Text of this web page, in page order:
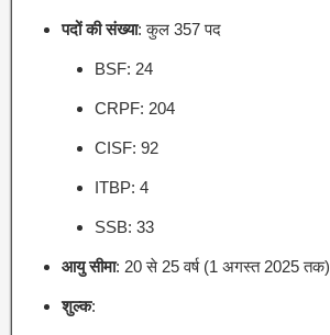
पदों की संख्या:कुल 357 पद
BSF: 24
CRPF: 204
CISF: 92
ITBP: 4
SSB: 33
आयु सीमा: 20 से 25 वर्ष (1 अगस्त 2025 तक)
शुल्क: